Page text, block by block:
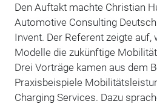
Den Auftakt machte Christian
Automotive Consulting
Invent. Der Referent zeigte auf,
Modelle die zukünftige
Drei Vorträge kamen aus dem
Praxisbeispiele
Charging Services. Dazu